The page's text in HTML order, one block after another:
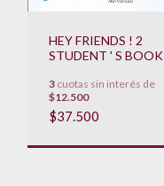
HEY FRIENDS ! 2
STUDENT ' S
**NOVEDAD 2019**
3 cuotas sin interés de
$12.500
$37.500